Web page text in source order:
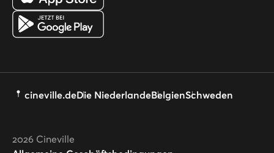
cineville.deDie NiederlandeBelgienSchweden
2026 Cineville